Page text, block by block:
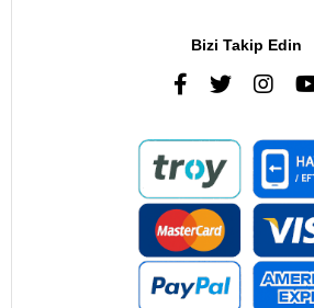
Bizi Takip Edin